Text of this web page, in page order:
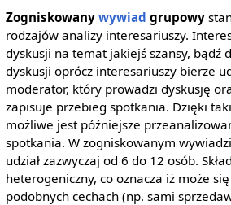
Zogniskowany wywiad grupowy
rodzajów analizy interesariuszy.
dyskusji na temat jakiejś szansy, bądź
dyskusji oprócz interesariuszy bierze
moderator, który prowadzi dyskusję
zapisuje przebieg spotkania. Dzięki
możliwe jest późniejsze
spotkania. W zogniskowanym
udział zazwyczaj od 6 do 12 osób.
heterogeniczny, co oznacza iż może
podobnych cechach (np. sami